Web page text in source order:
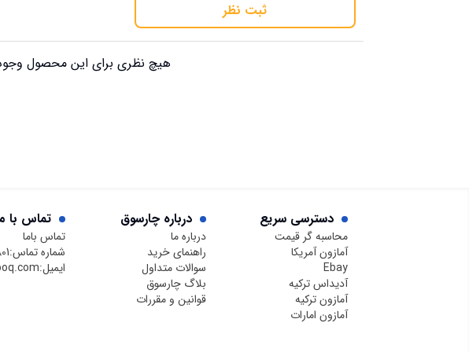
ثبت نظر
هیچ نظری برای این محصول
دسترسی سریع
محاسبه گر قیمت
آمازون آمریکا
Ebay
آدیداس ترکیه
آمازون ترکیه
آمازون امارات
درباره چارسوق
درباره ما
راهنمای خرید
سوالات متداول
بلاگ چارسوق
قوانین و مقررات
تماس با
تماس باما
شماره تماس:
ایمیل: